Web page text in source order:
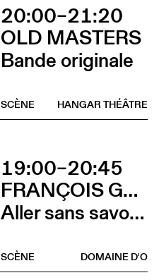
20:00–21:20
OLD MASTERS
Bande originale
HANGAR THÉÂTRE
SCÈNE
19:00–20:45
FRANÇOIS GREMAUD
Aller sans savoir où
DOMAINE D'O
SCÈNE